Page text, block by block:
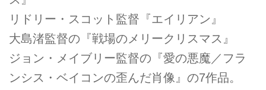
リドリー・スコット監督『エイリアン』
大島渚監督の『戦場のメリークリスマス』
ジョン・メイブリー監督の『愛の悪魔／フラ
ンシス・ベイコンの歪んだ肖像』の7作品。